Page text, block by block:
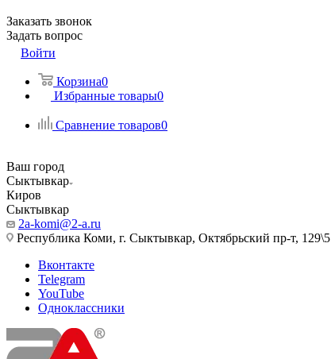
Заказать звонок
Задать вопрос
Войти
Корзина0
Избранные товары0
Сравнение товаров0
Ваш город
Сыктывкар
Киров
Сыктывкар
2a-komi@2-a.ru
Республика Коми, г. Сыктывкар, Октябрьский пр-т, 129\5
Вконтакте
Telegram
YouTube
Одноклассники